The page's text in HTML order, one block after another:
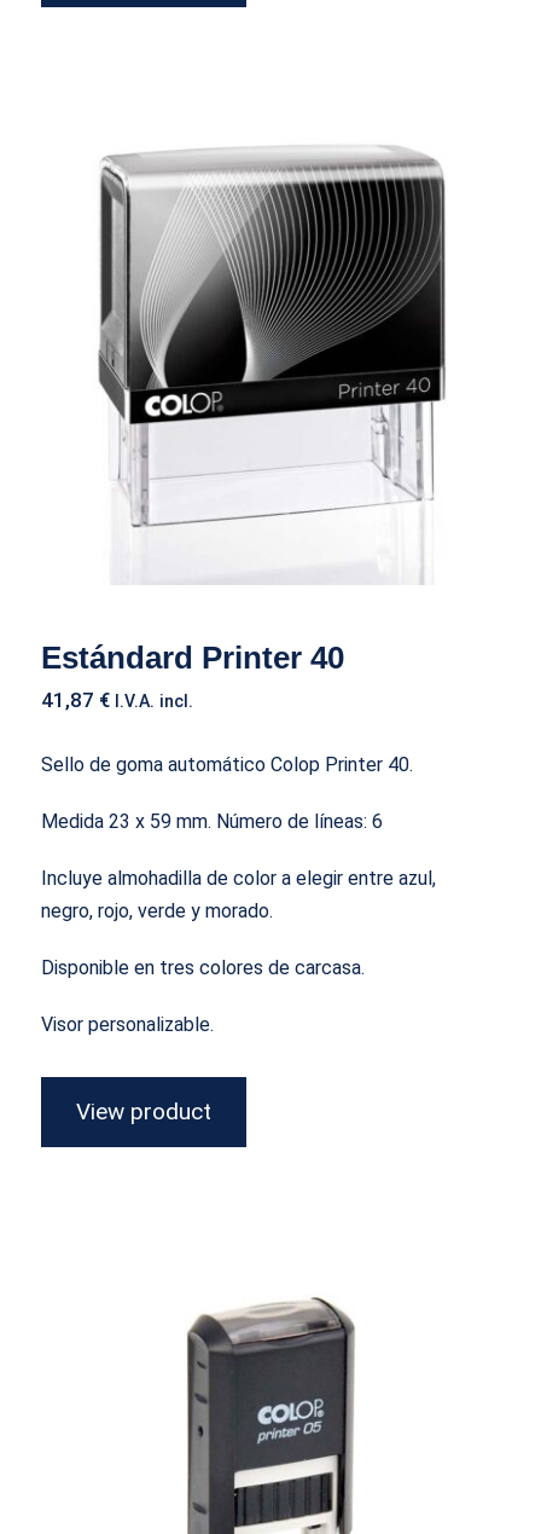
Estándard Printer 40
Estándard Printer 40
41,87 € I.V.A. incl.
Sello de goma automático Colop Printer 40.
Medida 23 x 59 mm. Número de líneas: 6
Incluye almohadilla de color a elegir entre azul,
negro, rojo, verde y morado.
Disponible en tres colores de carcasa.
Visor personalizable.
View product
Alargado Printer 5